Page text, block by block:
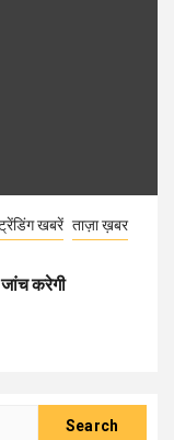
खबरें ताज़ा ख़बर
जांच करेगी